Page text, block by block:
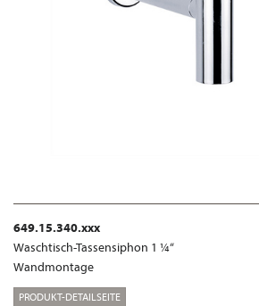
649.15.340.xxx
Waschtisch-Tassensiphon 1 ¼“
Wandmontage
PRODUKT-DETAILSEITE